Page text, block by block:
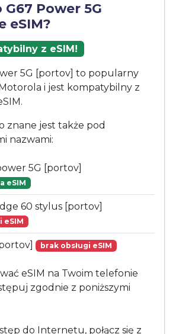
G67 Power 5G
eSIM?
z eSIM!
5G [portov] to popularny
i jest kompatybilny z
znane jest także pod
nazwami:
5G [portov]
eSIM
60 stylus [portov]
eSIM
brak obsługi eSIM
eSIM na Twoim telefonie
zgodnie z poniższymi
do Internetu, połącz się z